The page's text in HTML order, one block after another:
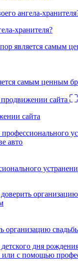
хранителя?
самым ценным
сайта
организацию